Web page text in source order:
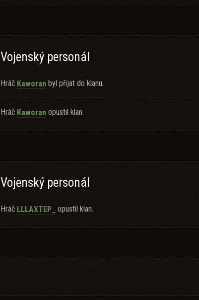
Vojenský personál
Hráč Kaworan byl přijat do klanu.
Hráč Kaworan opustil klan.
Vojenský personál
Hráč LLLAXTEP_ opustil klan.